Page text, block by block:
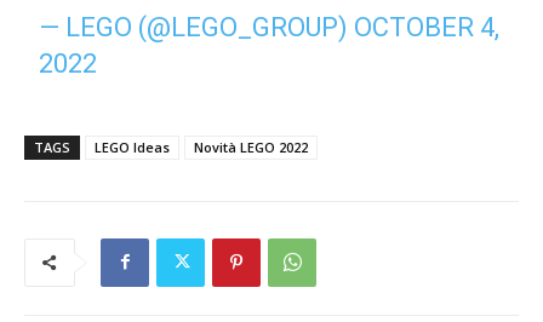
— LEGO (@LEGO_GROUP) OCTOBER 4,
2022
TAGS LEGO Ideas Novità LEGO 2022